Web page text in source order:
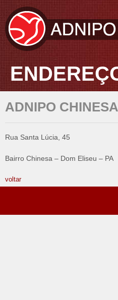
ADNIPO
Rua Santa Lúcia, 45
Bairro Chinesa – Dom Eliseu – PA
voltar